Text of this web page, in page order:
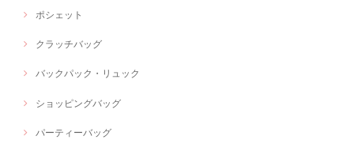
ポシェット
クラッチバッグ
バックパック・リュック
ショッピングバッグ
パーティーバッグ